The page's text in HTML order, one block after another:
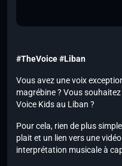
#TheVoice #Liban
Vous avez une voix
magrébine ? Vous
Voice Kids au Liban ?
Pour cela, rien de plus
plait et un lien vers une
interprétation musicale à